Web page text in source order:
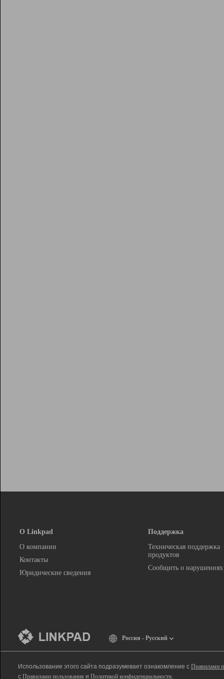
О Linkpad
О компании
Контакты
Юридические сведения
Поддержка
Техническая поддержка
продуктов
Сообщить о нарушениях
Россия - Русский
Использование этого сайта подразумевает ознакомление с Правилами
с Правилами пользования и Политикой конфиденциальности.